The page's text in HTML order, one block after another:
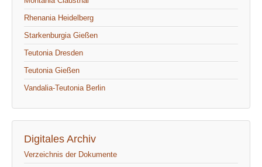
Rhenania Heidelberg
Starkenburgia Gießen
Teutonia Dresden
Teutonia Gießen
Vandalia-Teutonia Berlin
Digitales Archiv
Verzeichnis der Dokumente